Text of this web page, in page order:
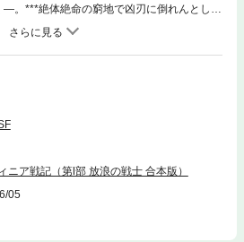
。***絶体絶命の窮地で凶刃に倒れんとして
合わぬ大剣を鮮やかにあやつる子どもだっ
る漂泊の戦士と、「姫将軍」と呼ばれるこ
士が出会い、デルフィニア王国の伝説が始
キャラクターと壮大なストーリーで、世代
ア戦記（第Ⅰ部 放浪の戦士 合本版）
05